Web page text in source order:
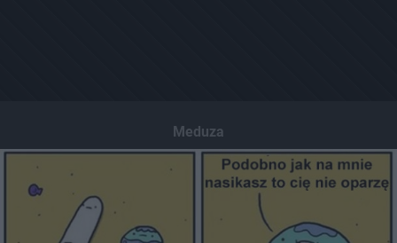
Meduza